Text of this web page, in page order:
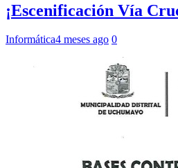
¡Escenificación Vía
Informática4 meses ago 0